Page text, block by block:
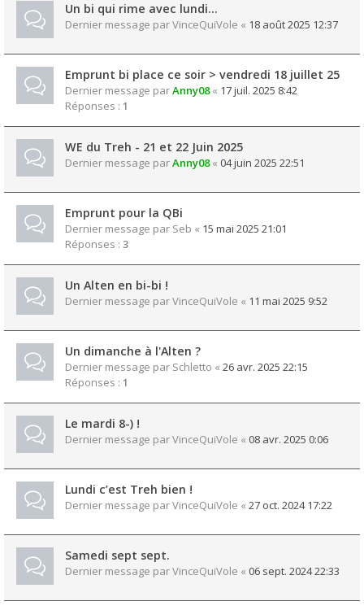
Un bi qui rime avec lundi...
Dernier message parVinceQuiVole « 18 août 2025 12:37
Emprunt bi place ce soir > vendredi 18 juillet 25
Dernier message parAnny08« 17 juil. 2025 8:42
Réponses : 1
WE du Treh - 21 et 22 Juin 2025
Dernier message parAnny08« 04 juin 2025 22:51
Emprunt pour la QBi
Dernier message par Seb « 15 mai 2025 21:01
Réponses : 3
Un Alten en bi-bi !
Dernier message parVinceQuiVole « 11 mai 2025 9:52
Un dimanche à l'Alten ?
Dernier message par Schletto « 26 avr. 2025 22:15
Réponses : 1
Le mardi 8-) !
Dernier message parVinceQuiVole « 08 avr. 2025 0:06
Lundi c’est Treh bien !
Dernier message parVinceQuiVole « 27 oct. 2024 17:22
Samedi sept sept.
Dernier message parVinceQuiVole « 06 sept. 2024 22:33